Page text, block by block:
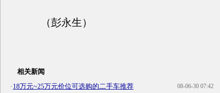
（彭永生）
相关新闻
08-06-30 07:42
·18万元~25万元价位可选购的二手车推荐